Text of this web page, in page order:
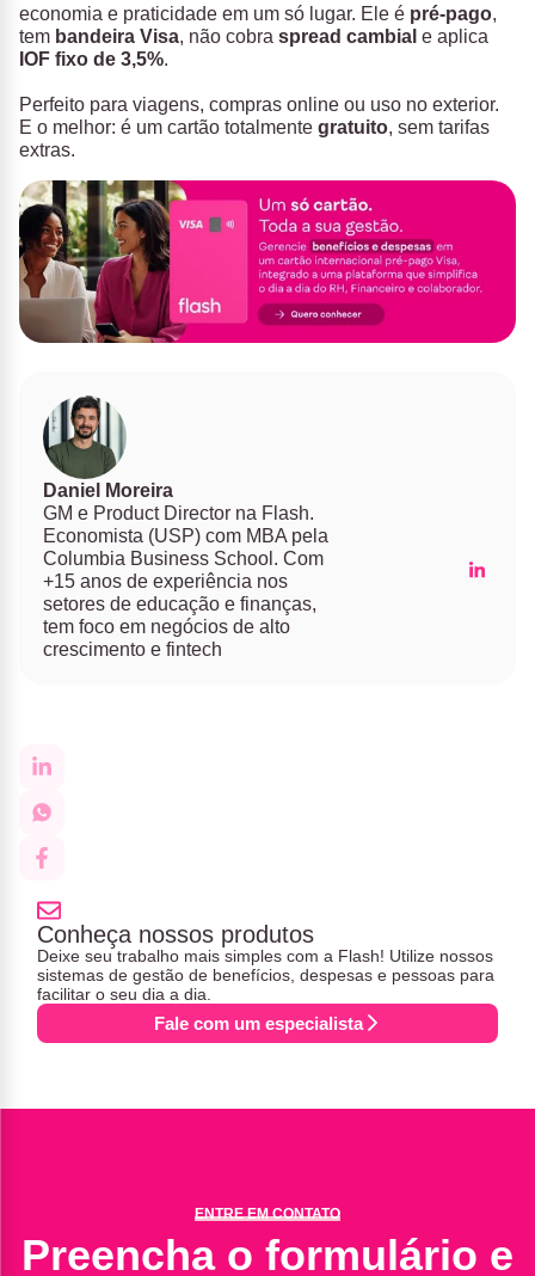
economia e praticidade em um só lugar. Ele é pré-pago,
tem bandeira Visa, não cobra spread cambial e aplica
IOF fixo de 3,5%.
Perfeito para viagens, compras online ou uso no exterior.
E o melhor: é um cartão totalmente gratuito, sem tarifas
extras.
Daniel Moreira
GM e Product Director na Flash.
Economista (USP) com MBA pela
Columbia Business School. Com
+15 anos de experiência nos
setores de educação e finanças,
tem foco em negócios de alto
crescimento e fintech
Conheça nossos produtos
Deixe seu trabalho mais simples com a Flash! Utilize nossos
sistemas de gestão de benefícios, despesas e pessoas para
facilitar o seu dia a dia.
Fale com um especialista
ENTRE EM CONTATO
Preencha o formulário e